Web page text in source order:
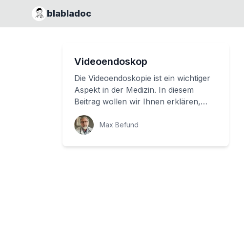
blabladoc
Videoendoskop
Die Videoendoskopie ist ein wichtiger
Aspekt in der Medizin. In diesem
Beitrag wollen wir Ihnen erklären,
was ein Videoendoskop ist und wie es
bei der...Max Befund